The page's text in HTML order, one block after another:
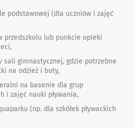
podstawowej (dla uczniów i zajęć
przedszkolu lub punkcie opieki
sali gimnastycznej, gdzie potrzebne
na odzież i buty,
na basenie dla grup
i zajęć nauki pływania,
(np. dla szkółek pływackich